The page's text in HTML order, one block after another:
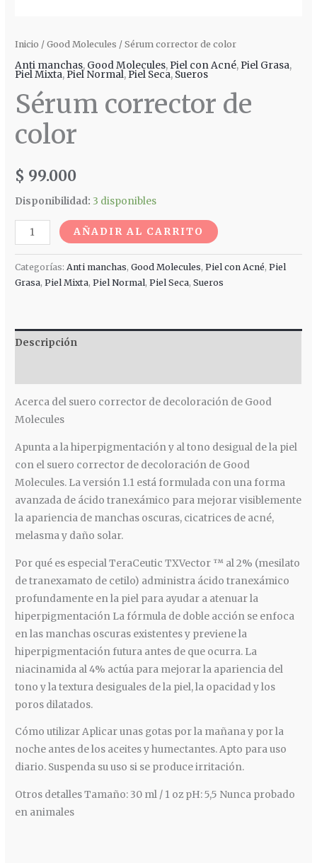
Inicio /Good Molecules / Sérum corrector de color
Anti manchas, Good Molecules, Piel con Acné, Piel Grasa,
Piel Mixta, Piel Normal, Piel Seca, Sueros
Sérum corrector de
color
$ 99.000
Disponibilidad: 3 disponibles
AÑADIR AL CARRITO
Categorías: Anti manchas,Good Molecules,Piel con Acné,Piel
Grasa,Piel Mixta,Piel Normal,Piel Seca,Sueros
Descripción
Acerca del suero corrector de decoloración de Good
Molecules
Apunta a la hiperpigmentación y al tono desigual de la piel
con el suero corrector de decoloración de Good
Molecules. La versión 1.1 está formulada con una forma
avanzada de ácido tranexámico para mejorar visiblemente
la apariencia de manchas oscuras, cicatrices de acné,
melasma y daño solar.
Por qué es especial TeraCeutic TXVector ™ al 2% (mesilato
de tranexamato de cetilo) administra ácido tranexámico
profundamente en la piel para ayudar a atenuar la
hiperpigmentación La fórmula de doble acción se enfoca
en las manchas oscuras existentes y previene la
hiperpigmentación futura antes de que ocurra. La
niacinamida al 4% actúa para mejorar la apariencia del
tono y la textura desiguales de la piel, la opacidad y los
poros dilatados.
Cómo utilizar Aplicar unas gotas por la mañana y por la
noche antes de los aceites y humectantes. Apto para uso
diario. Suspenda su uso si se produce irritación.
Otros detalles Tamaño: 30 ml / 1 oz pH: 5,5 Nunca probado
en animales